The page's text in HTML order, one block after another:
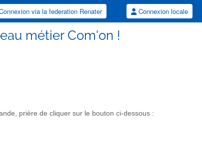
via la federation Renater Connexion locale
métier Com'on !
prière de cliquer sur le bouton ci-dessous :